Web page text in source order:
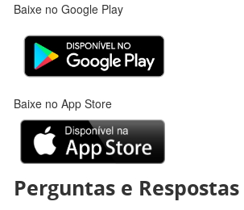
Baixe no Google Play
Baixe no App Store
Perguntas e Respostas